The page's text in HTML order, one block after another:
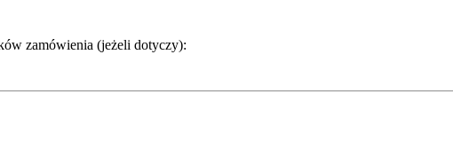
zamówienia (jeżeli dotyczy):